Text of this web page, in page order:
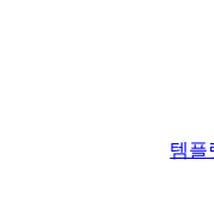
템플